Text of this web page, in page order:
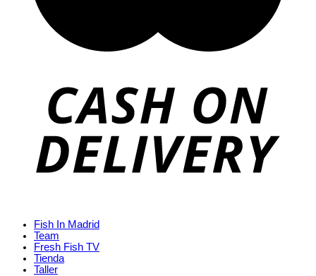
Fish In Madrid
Team
Fresh Fish TV
Tienda
Taller